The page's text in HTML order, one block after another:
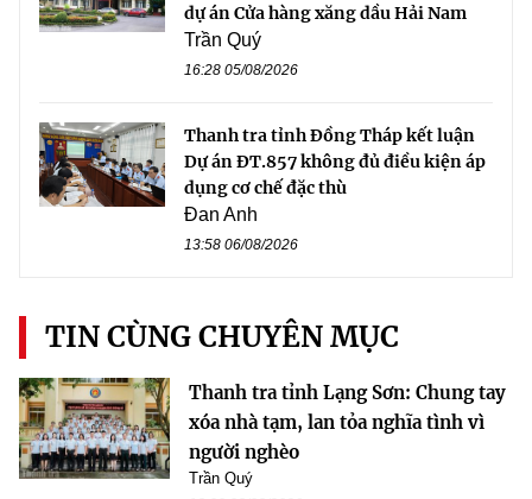
dự án Cửa hàng xăng dầu Hải Nam
Trần Quý
16:28 05/08/2026
Thanh tra tỉnh Đồng Tháp kết luận
Dự án ĐT.857 không đủ điều kiện áp
dụng cơ chế đặc thù
Đan Anh
13:58 06/08/2026
TIN CÙNG CHUYÊN MỤC
Thanh tra tỉnh Lạng Sơn: Chung tay
xóa nhà tạm, lan tỏa nghĩa tình vì
người nghèo
Trần Quý